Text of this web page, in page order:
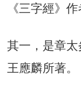
《三字經》
其一，是章
王應麟所著。